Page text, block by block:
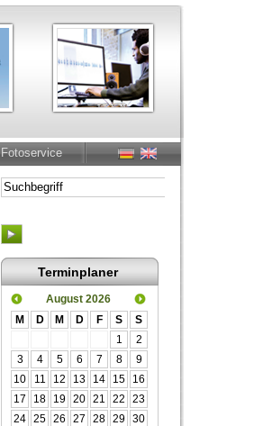
Fotoservice
Terminplaner
August 2026
M
D M D F S
S
1
2
3
4 5 6 7 8
9
10
11 12 13 14 15
16
17
18 19 20 21 22
23
24 25 26 27 28 29 30